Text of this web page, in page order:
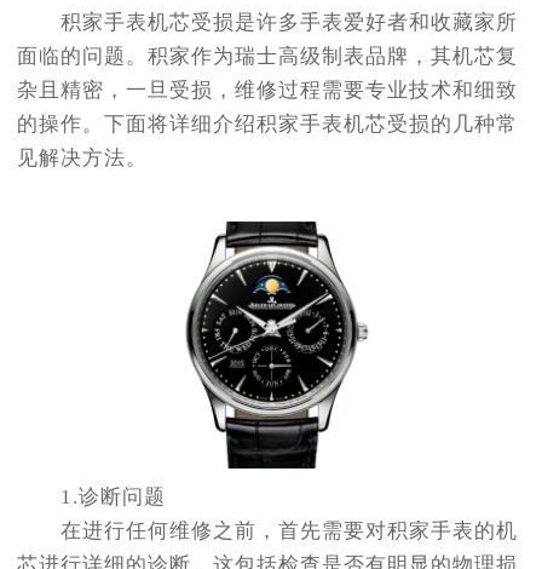
积家手表机芯受损是许多手表爱好者和收藏家所
面临的问题。积家作为瑞士高级制表品牌，其机芯复
杂且精密，一旦受损，维修过程需要专业技术和细致
的操作。下面将详细介绍积家手表机芯受损的几种常
见解决方法。
1.诊断问题
在进行任何维修之前，首先需要对积家手表的机